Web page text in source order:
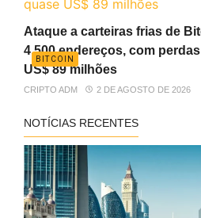
BITCOIN
Ataque a carteiras frias de
4.500 endereços, com
US$ 89 milhões
CRIPTO ADM 2 DE AGOSTO DE 2026
NOTÍCIAS RECENTES